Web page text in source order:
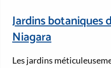
Jardins botaniques
Niagara
Les jardins